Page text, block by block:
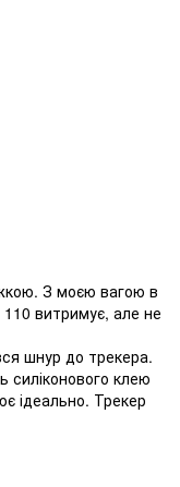
З моєю вагою в
110 витримує, але не
шнур до трекера.
силіконового клею
ідеально. Трекер